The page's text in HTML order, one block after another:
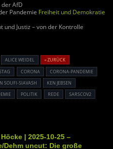
AfD
Pandemie Freiheit und Demokratie
Justiz – von der Kontrolle
ALICE WEIDEL
« ZURÜCK
CORONA
CORONA-PANDEMIE
SOUFI-SIAVASH
KEN JEBSEN
POLITIK REDE
SARSCOV2
| 2025-10-25 –
Dehm uncut: Die große